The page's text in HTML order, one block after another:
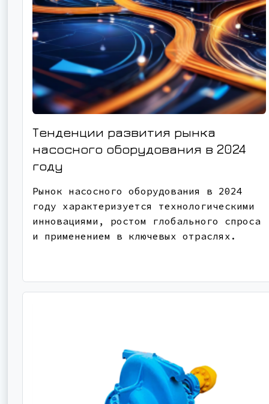
Тенденции развития рынка
насосного оборудования в 2024
году
Рынок насосного оборудования в 2024
году характеризуется технологическими
инновациями, ростом глобального спроса
и применением в ключевых отраслях.